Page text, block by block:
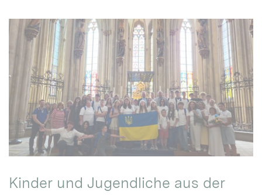
Kinder und Jugendliche aus der